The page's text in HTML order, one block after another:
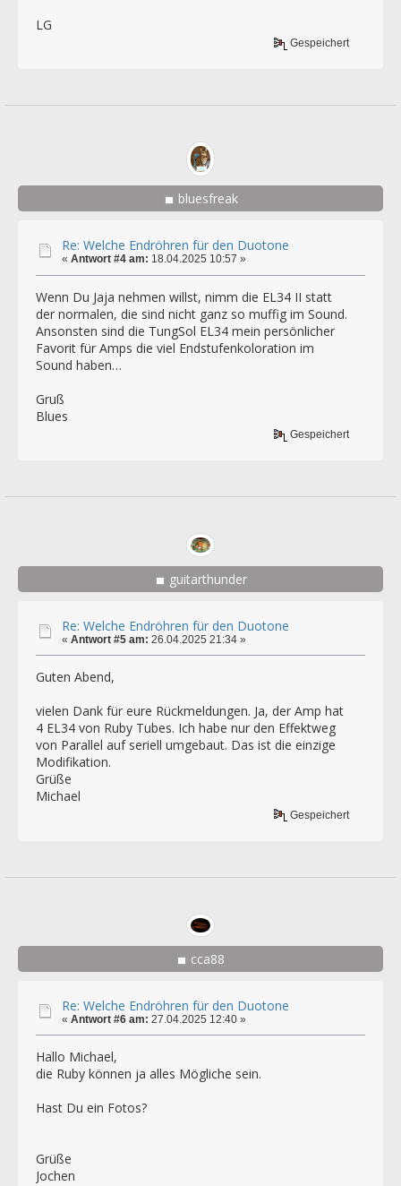
LG
Gespeichert
bluesfreak
Re: Welche Endröhren für den Duotone
« Antwort #4 am: 18.04.2025 10:57 »
Wenn Du Jaja nehmen willst, nimm die EL34 II statt
der normalen, die sind nicht ganz so muffig im Sound.
Ansonsten sind die TungSol EL34 mein persönlicher
Favorit für Amps die viel Endstufenkoloration im
Sound haben…
Gruß
Blues
Gespeichert
guitarthunder
Re: Welche Endröhren für den Duotone
« Antwort #5 am: 26.04.2025 21:34 »
Guten Abend,
vielen Dank für eure Rückmeldungen. Ja, der Amp hat
4 EL34 von Ruby Tubes. Ich habe nur den Effektweg
von Parallel auf seriell umgebaut. Das ist die einzige
Modifikation.
Grüße
Michael
Gespeichert
cca88
Re: Welche Endröhren für den Duotone
« Antwort #6 am: 27.04.2025 12:40 »
Hallo Michael,
die Ruby können ja alles Mögliche sein.
Hast Du ein Fotos?
Grüße
Jochen